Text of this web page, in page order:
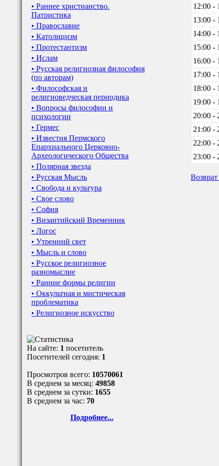
• Раннее христианство.
Патристика
• Православие
• Католицизм
• Протестантизм
• Ислам
• Русская религиозная философия
(по авторам)
• Философская и
религиоведческая периодика
• Вопросы философии и
психологии
• Гермес
• Известия Пермского
Епархиального Церковно-
Археологического Общества
• Полярная звезда
• Русская Мысль
• Свобода и культура
• Свое слово
• София
• Византийский Временник
• Логос
• Утренний свет
• Мысль и слово
• Русское религиозное
разномыслие
• Ранние формы религии
• Оккультная и мистическая
проблематика
• Религиозное искусство
На сайте: 1 посетитель
Посетителей сегодня: 1
Просмотров всего: 10570061
В среднем за месяц: 49858
В среднем за сутки: 1655
В среднем за час: 70
Подробнее...
12:00 -
13:00 -
14:00 -
15:00 -
16:00 -
17:00 -
18:00 -
19:00 -
20:00 -
21:00 -
22:00 -
23:00 -
Возврат